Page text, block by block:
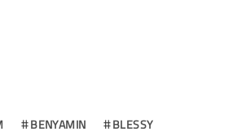
BENYAMIN
BLESSY